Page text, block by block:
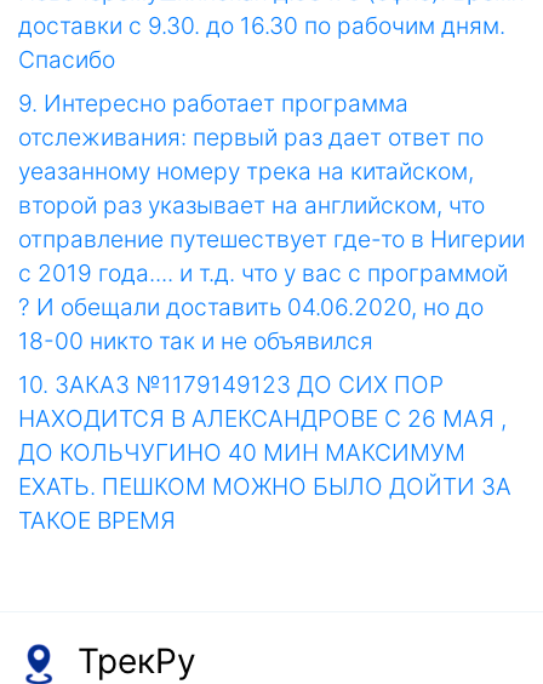
доставки с 9.30. до 16.30 по рабочим дням.
Спасибо
9. Интересно работает программа
отслеживания: первый раз дает ответ по
уеазанному номеру трека на китайском,
второй раз указывает на английском, что
отправление путешествует где-то в Нигерии
с 2019 года.... и т.д. что у вас с программой
? И обещали доставить 04.06.2020, но до
18-00 никто так и не объявился
10. ЗАКАЗ №1179149123 ДО СИХ ПОР
НАХОДИТСЯ В АЛЕКСАНДРОВЕ С 26 МАЯ ,
ДО КОЛЬЧУГИНО 40 МИН МАКСИМУМ
ЕХАТЬ. ПЕШКОМ МОЖНО БЫЛО ДОЙТИ ЗА
ТАКОЕ ВРЕМЯ
ТрекРу